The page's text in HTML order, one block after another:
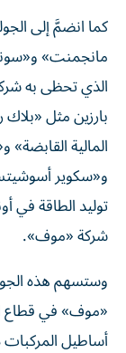
كما انضمَّ إلى
مانجمنت»
الذي تحظى به
بارزين مثل
المالية
و«سكوير
توليد الطاقة في
شركة «موف».
وستسهم هذه
«موف» في قطاع
أساطيل المركبات